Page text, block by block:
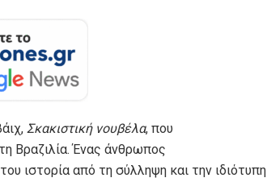
Σκακιστική νουβέλα, που
Βραζιλία. Ένας άνθρωπος
ιστορία από τη σύλληψη και την ιδιότυπη